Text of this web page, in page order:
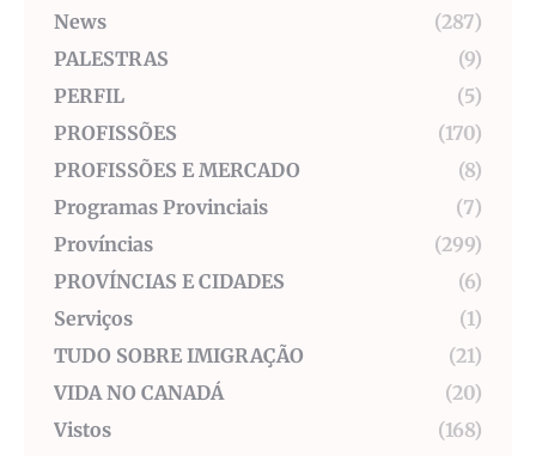
News
(287)
PALESTRAS
(9)
PERFIL
(5)
PROFISSÕES
(170)
PROFISSÕES E MERCADO
(8)
Programas Provinciais
(7)
Províncias
(299)
PROVÍNCIAS E CIDADES
(6)
Serviços
(1)
TUDO SOBRE IMIGRAÇÃO
(21)
VIDA NO CANADÁ
(20)
Vistos
(168)